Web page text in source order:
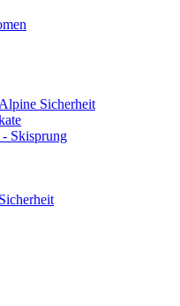
Sicherheit
Skisprung